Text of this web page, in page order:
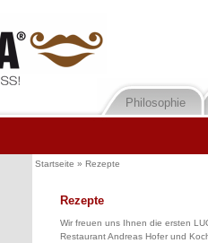
Philosophie
Startseite » Rezepte
Rezepte
Wir freuen uns Ihnen die ersten
Restaurant Andreas Hofer und